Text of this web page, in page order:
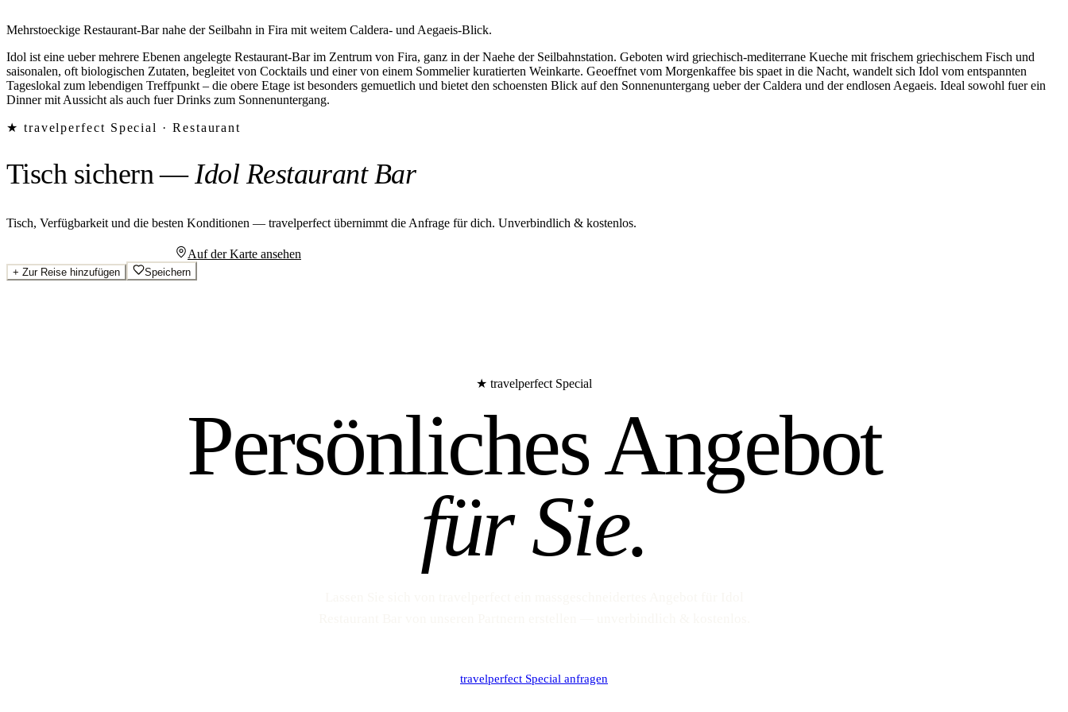
Mehrstoeckige Restaurant-Bar nahe der Seilbahn in Fira mit weitem Caldera- und Aegaeis-Blick.
Idol ist eine ueber mehrere Ebenen angelegte Restaurant-Bar im Zentrum von Fira, ganz in der Naehe der Seilbahnstation. Geboten wird griechisch-mediterrane Kueche mit frischem griechischem Fisch und
saisonalen, oft biologischen Zutaten, begleitet von Cocktails und einer von einem Sommelier kuratierten Weinkarte. Geoeffnet vom Morgenkaffee bis spaet in die Nacht, wandelt sich Idol vom entspannten
Tageslokal zum lebendigen Treffpunkt – die obere Etage ist besonders gemuetlich und bietet den schoensten Blick auf den Sonnenuntergang ueber der Caldera und der endlosen Aegaeis. Ideal sowohl fuer ein
Dinner mit Aussicht als auch fuer Drinks zum Sonnenuntergang.
★ travelperfect Special · Restaurant
Tisch sichern—Idol Restaurant Bar
Tisch, Verfügbarkeit und die besten Konditionen — travelperfect übernimmt die Anfrage für dich. Unverbindlich & kostenlos.
Auf der Karte ansehen
+ Zur Reise hinzufügen Speichern
★ travelperfect Special
Persönliches Angebot
für Sie.
travelperfect Special anfragen